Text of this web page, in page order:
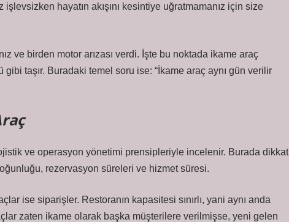
hayatın akışını kesintiye uğratmamanız için size
ve birden motor arızası verdi. İşte bu noktada ikame araç
taşır. Buradaki temel soru ise: “İkame araç aynı gün verilir
ve operasyon yönetimi prensipleriyle incelenir. Burada dikkat
rezervasyon süreleri ve hizmet süresi.
ise siparişler. Restoranın kapasitesi sınırlı, yani aynı anda
zaten ikame olarak başka müşterilere verilmişse, yeni gelen